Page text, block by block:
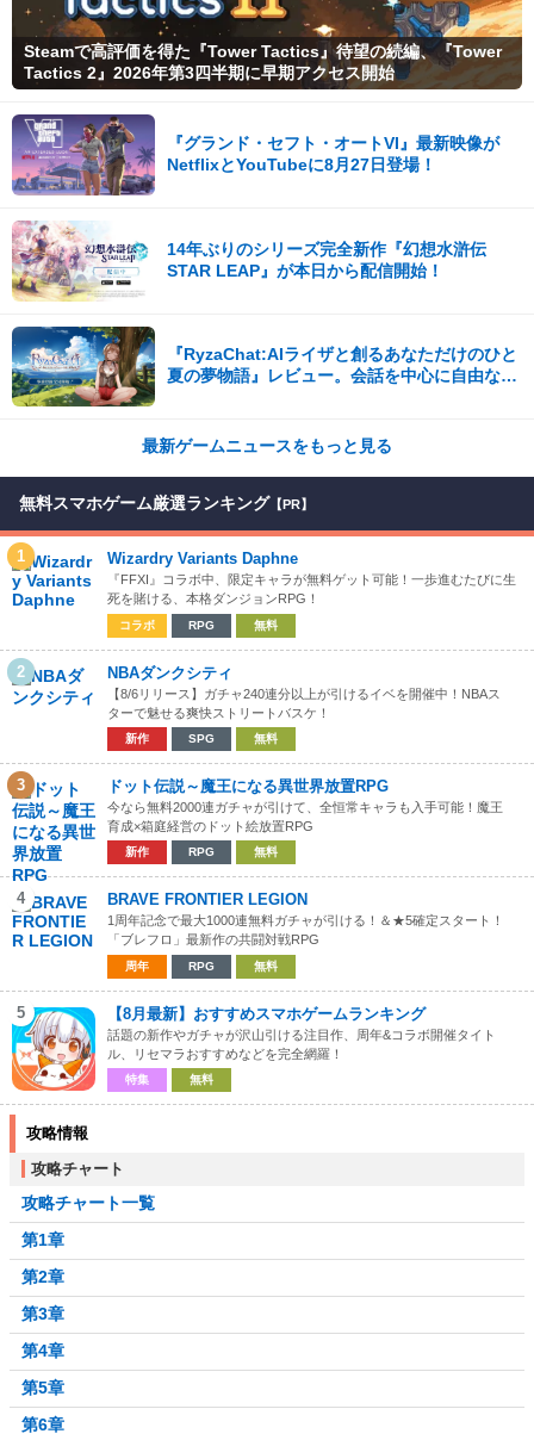
Steamで高評価を得た『Tower Tactics』待望の続編、『Tower
Tactics 2』2026年第3四半期に早期アクセス開始
『グランド・セフト・オートVI』最新映像が
NetflixとYouTubeに8月27日登場！
14年ぶりのシリーズ完全新作『幻想水滸伝
STAR LEAP』が本日から配信開始！
『RyzaChat:AIライザと創るあなただけのひと
夏の夢物語』レビュー。会話を中心に自由な冒
最新ゲームニュースをもっと見る
無料スマホゲーム厳選ランキング 【PR】
1 Wizardry Variants Daphne
『FFXI』コラボ中、限定キャラが無料ゲット可能！一歩進むたびに生
死を賭ける、本格ダンジョンRPG！
コラボ RPG 無料
2 NBAダンクシティ
【8/6リリース】ガチャ240連分以上が引けるイベを開催中！NBAス
ターで魅せる爽快ストリートバスケ！
新作 SPG 無料
3 ドット伝説～魔王になる異世界放置RPG
今なら無料2000連ガチャが引けて、全恒常キャラも入手可能！魔王
育成×箱庭経営のドット絵放置RPG
新作 RPG 無料
4 BRAVE FRONTIER LEGION
1周年記念で最大1000連無料ガチャが引ける！＆★5確定スタート！
「ブレフロ」最新作の共闘対戦RPG
周年 RPG 無料
5 【8月最新】おすすめスマホゲームランキング
話題の新作やガチャが沢山引ける注目作、周年&コラボ開催タイト
ル、リセマラおすすめなどを完全網羅！
特集 無料
攻略情報
攻略チャート
攻略チャート一覧
第1章
第2章
第3章
第4章
第5章
第6章